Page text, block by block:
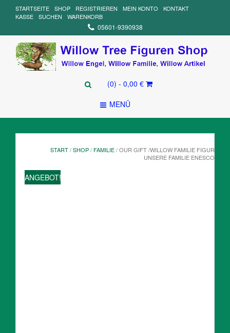
STARTSEITE SHOP REGISTRIEREN MEIN KONTO
KONTAKT
KASSE
SUCHEN WARENKORB
05601-9390938
(0) - 0,00 €
MENÜ
START/SHOP/ FAMILIE/ OUR GIFT /WILLOW FAMILIE FIGUR
UNSERE FAMILIE ENESCO
ANGEBOT!